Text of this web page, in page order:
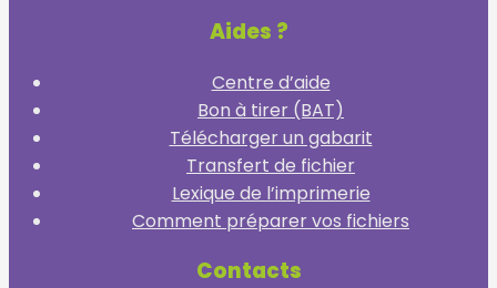
Aides ?
Centre d’aide
Bon à tirer (BAT)
Télécharger un gabarit
Transfert de fichier
Lexique de l’imprimerie
Comment préparer vos fichiers
Contacts